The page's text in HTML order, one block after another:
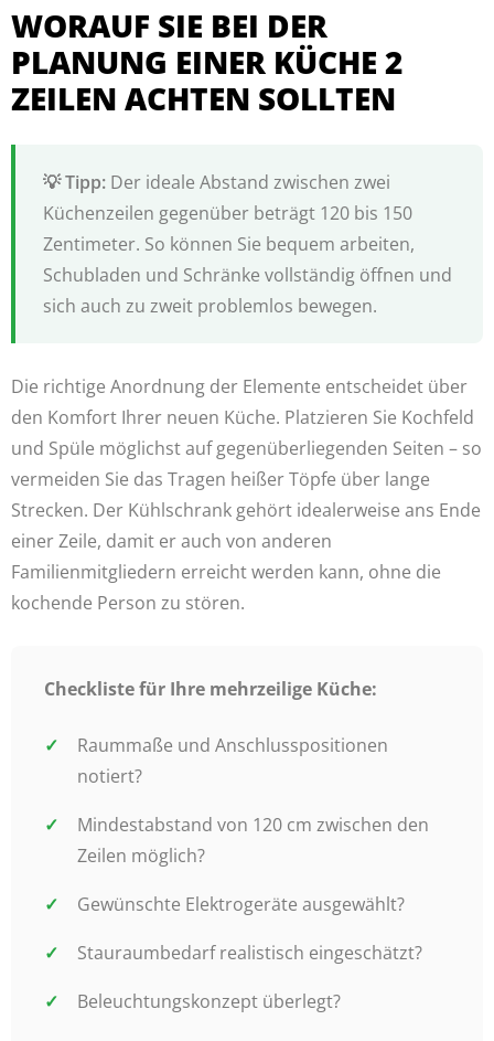
WORAUF SIE BEI DER
PLANUNG EINER KÜCHE 2
ZEILEN ACHTEN SOLLTEN
Der ideale Abstand zwischen zwei
Küchenzeilen gegenüber beträgt 120 bis 150
Zentimeter. So können Sie bequem arbeiten,
Schubladen und Schränke vollständig öffnen und
sich auch zu zweit problemlos bewegen.
Die richtige Anordnung der Elemente entscheidet über
den Komfort Ihrer neuen Küche. Platzieren Sie Kochfeld
und Spüle möglichst auf gegenüberliegenden Seiten – so
vermeiden Sie das Tragen heißer Töpfe über lange
Strecken. Der Kühlschrank gehört idealerweise ans Ende
einer Zeile, damit er auch von anderen
Familienmitgliedern erreicht werden kann, ohne die
kochende Person zu stören.
Checkliste für Ihre mehrzeilige Küche:
Raummaße und Anschlusspositionen
notiert?
Mindestabstand von 120 cm zwischen den
Zeilen möglich?
Gewünschte Elektrogeräte ausgewählt?
Stauraumbedarf realistisch eingeschätzt?
Beleuchtungskonzept überlegt?